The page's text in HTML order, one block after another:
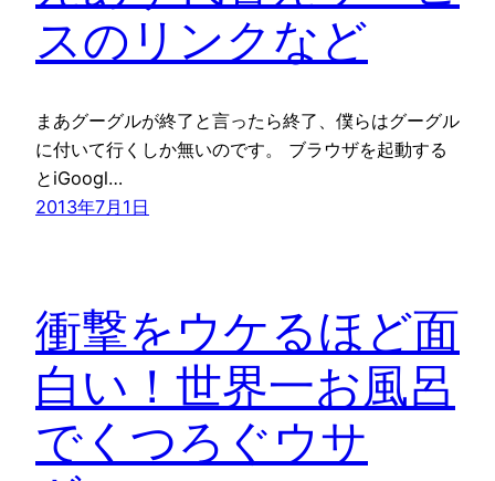
スのリンクなど
まあグーグルが終了と言ったら終了、僕らはグーグル
に付いて行くしか無いのです。 ブラウザを起動する
とiGoogl…
2013年7月1日
衝撃をウケるほど面
白い！世界一お風呂
でくつろぐウサ